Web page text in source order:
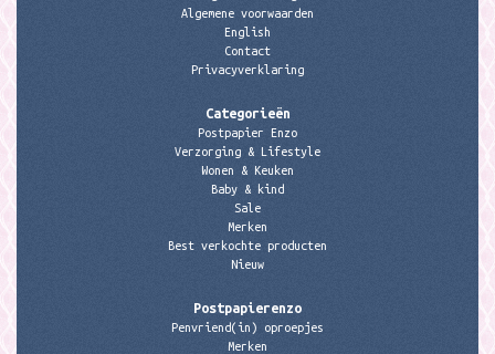
Algemene voorwaarden
English
Contact
Privacyverklaring
Categorieën
Postpapier Enzo
Verzorging & Lifestyle
Wonen & Keuken
Baby & kind
Sale
Merken
Best verkochte producten
Nieuw
Postpapierenzo
Penvriend(in) oproepjes
Merken